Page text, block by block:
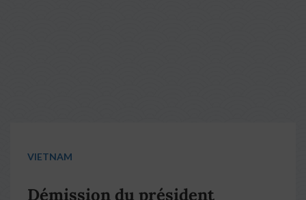
VIETNAM
Démission du président